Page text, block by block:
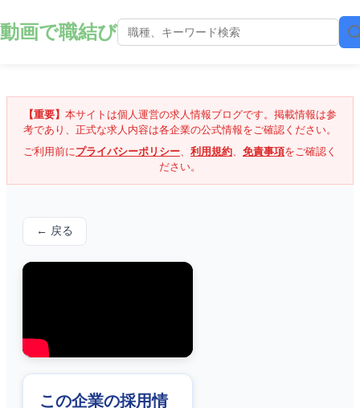
動画で職結び
【重要】 本サイトは個人運営の求人情報ブログです。掲載情報は参
考であり、正式な求人内容は各企業の公式情報をご確認ください。
ご利用前にプライバシーポリシー、 利用規約、 免責事項をご確認く
ださい。
← 戻る
この企業の採用情